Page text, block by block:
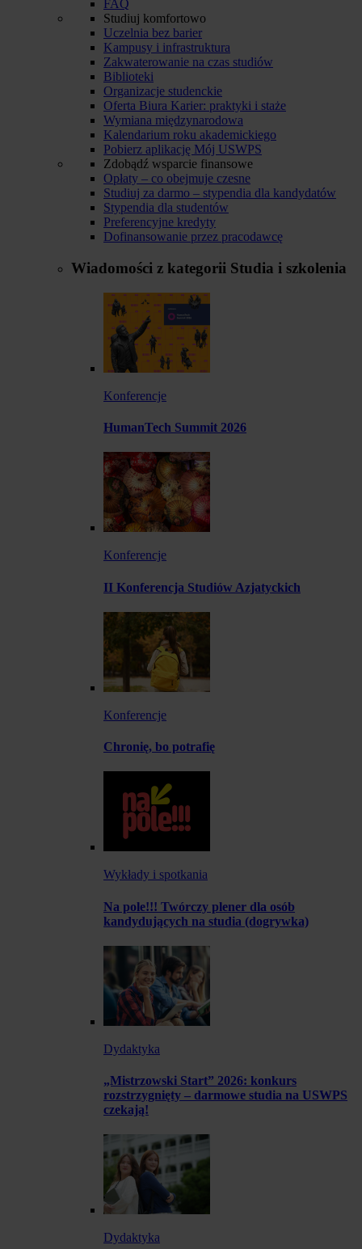
FAQ
Studiuj komfortowo
Uczelnia bez barier
Kampusy i infrastruktura
Zakwaterowanie na czas studiów
Biblioteki
Organizacje studenckie
Oferta Biura Karier: praktyki i staże
Wymiana międzynarodowa
Kalendarium roku akademickiego
Pobierz aplikację Mój USWPS
Zdobądź wsparcie finansowe
Opłaty – co obejmuje czesne
Studiuj za darmo – stypendia dla kandydatów
Stypendia dla studentów
Preferencyjne kredyty
Dofinansowanie przez pracodawcę
Wiadomości z kategorii Studia i szkolenia
Konferencje
HumanTech Summit 2026
Konferencje
II Konferencja Studiów Azjatyckich
Konferencje
Chronię, bo potrafię
Wykłady i spotkania
Na pole!!! Twórczy plener dla osób
kandydujących na studia (dogrywka)
Dydaktyka
„Mistrzowski Start” 2026: konkurs
rozstrzygnięty – darmowe studia na USWPS
czekają!
Dydaktyka